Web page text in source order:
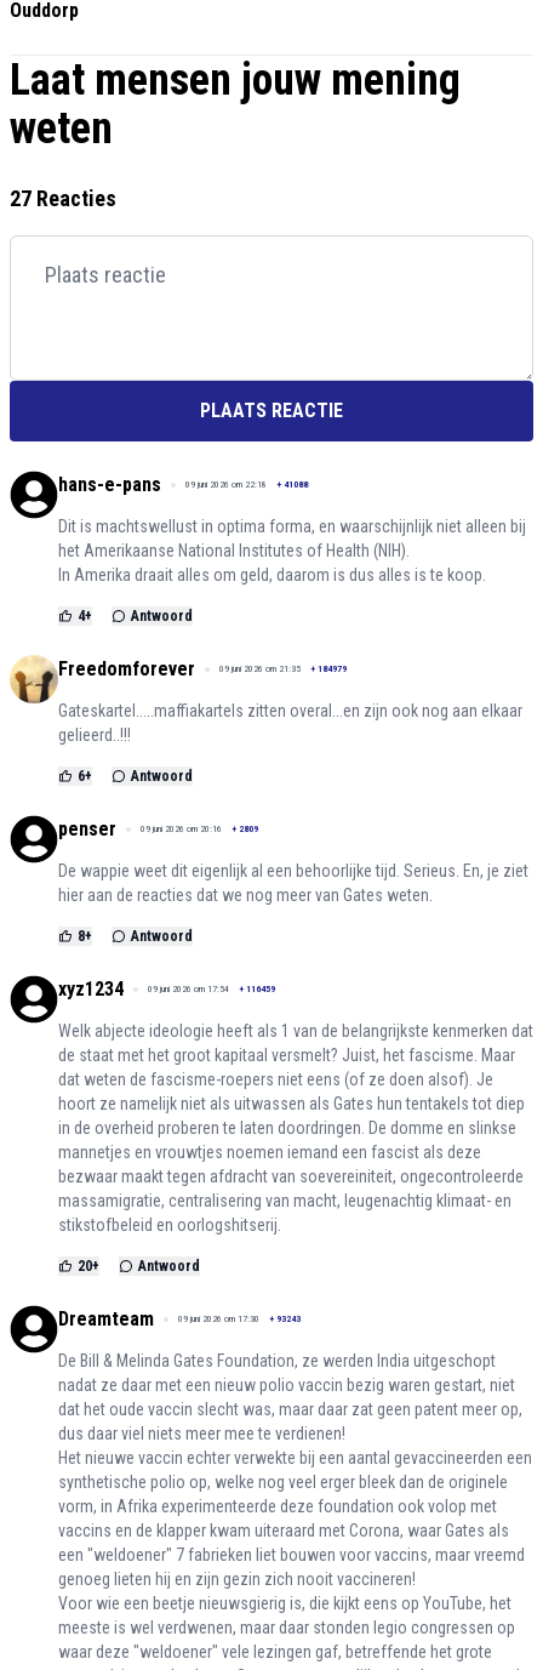
Ouddorp
Laat mensen jouw mening
weten
27 Reacties
PLAATS REACTIE
hans-e-pans 09 juni 2026 om 22:18 + 41088
Dit is machtswellust in optima forma, en waarschijnlijk niet alleen bij
het Amerikaanse National Institutes of Health (NIH).
In Amerika draait alles om geld, daarom is dus alles is te koop.
4+ Antwoord
Freedomforever 09 juni 2026 om 21:35 + 184979
Gateskartel.....maffiakartels zitten overal...en zijn ook nog aan elkaar
gelieerd..!!!
6+ Antwoord
penser 09 juni 2026 om 20:16 + 2809
De wappie weet dit eigenlijk al een behoorlijke tijd. Serieus. En, je ziet
hier aan de reacties dat we nog meer van Gates weten.
8+ Antwoord
xyz1234 09 juni 2026 om 17:54 + 116459
Welk abjecte ideologie heeft als 1 van de belangrijkste kenmerken dat
de staat met het groot kapitaal versmelt? Juist, het fascisme. Maar
dat weten de fascisme-roepers niet eens (of ze doen alsof). Je
hoort ze namelijk niet als uitwassen als Gates hun tentakels tot diep
in de overheid proberen te laten doordringen. De domme en slinkse
mannetjes en vrouwtjes noemen iemand een fascist als deze
bezwaar maakt tegen afdracht van soevereiniteit, ongecontroleerde
massamigratie, centralisering van macht, leugenachtig klimaat- en
stikstofbeleid en oorlogshitserij.
20+ Antwoord
Dreamteam 09 juni 2026 om 17:30 + 93243
De Bill & Melinda Gates Foundation, ze werden India uitgeschopt
nadat ze daar met een nieuw polio vaccin bezig waren gestart, niet
dat het oude vaccin slecht was, maar daar zat geen patent meer op,
dus daar viel niets meer mee te verdienen!
Het nieuwe vaccin echter verwekte bij een aantal gevaccineerden een
synthetische polio op, welke nog veel erger bleek dan de originele
vorm, in Afrika experimenteerde deze foundation ook volop met
vaccins en de klapper kwam uiteraard met Corona, waar Gates als
een "weldoener" 7 fabrieken liet bouwen voor vaccins, maar vreemd
genoeg lieten hij en zijn gezin zich nooit vaccineren!
Voor wie een beetje nieuwsgierig is, die kijkt eens op YouTube, het
meeste is wel verdwenen, maar daar stonden legio congressen op
waar deze "weldoener" vele lezingen gaf, betreffende het grote